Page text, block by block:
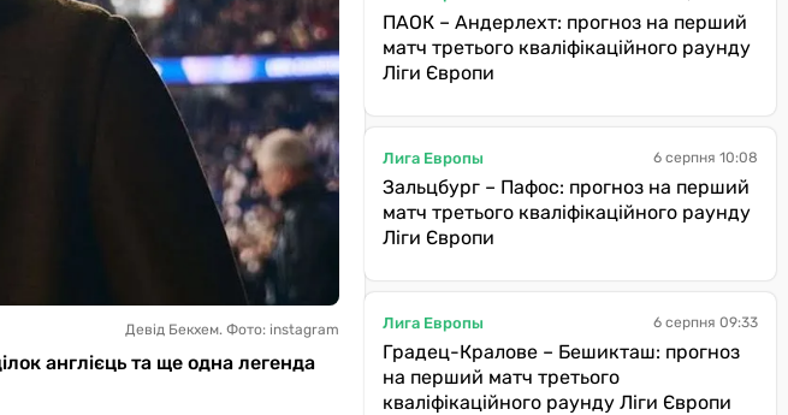
Девід Бекхем. Фото: instagram
англієць та ще одна легенда
ПАОК – Андерлехт: прогноз на перший
матч третього кваліфікаційного раунду
Ліги Європи
Лига Европы 6 серпня 10:08
Зальцбург – Пафос: прогноз на перший
матч третього кваліфікаційного раунду
Ліги Європи
Лига Европы 6 серпня 09:33
Градец-Кралове – Бешикташ: прогноз
на перший матч третього
кваліфікаційного раунду Ліги Європи